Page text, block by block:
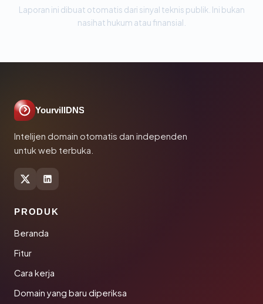
Laporan ini dibuat otomatis dari sinyal teknis publik. Ini bukan
nasihat hukum atau finansial.
YourvillDNS
Intelijen domain otomatis dan independen
untuk web terbuka.
PRODUK
Beranda
Fitur
Cara kerja
Domain yang baru diperiksa